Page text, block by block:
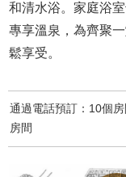
和清水浴。家庭浴室
專享溫泉，為齊聚
鬆享受。
通過電話預訂：10個
房間